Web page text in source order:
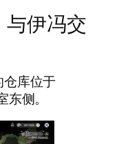
与伊冯交
库位于
侧。